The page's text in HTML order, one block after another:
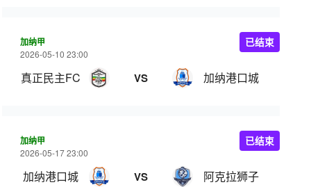
加纳甲
2026-05-10 23:00
真正民主FC VS 加纳港口城
已结束
加纳甲
2026-05-17 23:00
加纳港口城 VS 阿克拉狮子
已结束